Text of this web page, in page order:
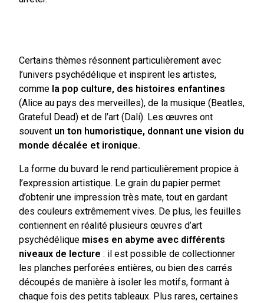
Certains thèmes résonnent particulièrement avec
l’univers psychédélique et inspirent les artistes,
comme la pop culture, des histoires enfantines
(Alice au pays des merveilles), de la musique (Beatles,
Grateful Dead) et de l’art (Dalí). Les œuvres ont
souvent un ton humoristique, donnant une vision du
monde décalée et ironique.
La forme du buvard le rend particulièrement propice à
l’expression artistique. Le grain du papier permet
d’obtenir une impression très mate, tout en gardant
des couleurs extrêmement vives. De plus, les feuilles
contiennent en réalité plusieurs œuvres d’art
psychédélique mises en abyme avec différents
niveaux de lecture : il est possible de collectionner
les planches perforées entières, ou bien des carrés
découpés de manière à isoler les motifs, formant à
chaque fois des petits tableaux. Plus rares, certaines